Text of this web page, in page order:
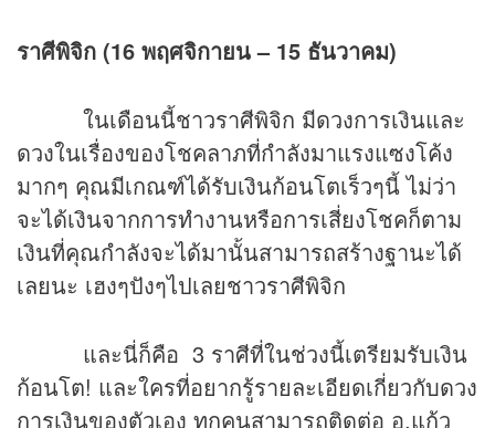
ราศีพิจิก (16 พฤศจิกายน – 15 ธันวาคม)
ในเดือนนี้ชาวราศีพิจิก มีดวงการเงินและ
ดวงในเรื่องของโชคลาภที่กำลังมาแรงแซงโค้ง
มากๆ คุณมีเกณฑ์ได้รับเงินก้อนโตเร็วๆนี้ ไม่ว่า
จะได้เงินจากการทำงานหรือการเสี่ยงโชคก็ตาม
เงินที่คุณกำลังจะได้มานั้นสามารถสร้างฐานะได้
เลยนะ เฮงๆปังๆไปเลยชาวราศีพิจิก
และนี่ก็คือ 3 ราศีที่ในช่วงนี้เตรียมรับเงิน
ก้อนโต! และใครที่อยากรู้รายละเอียดเกี่ยวกับดวง
การเงินของตัวเอง ทุกคนสามารถติดต่อ อ.แก้ว